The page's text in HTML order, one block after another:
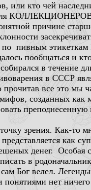
или кто чей
КОЛЛЕКЦИОНЕРОВ
причине
пивным этикеткам
пообщаться и
в течение
в СССР
все это мы
созданных как
преподнесенную
зрения. Как-то
как
денег. Особая
в
сам Бог велел.
понятиями нет